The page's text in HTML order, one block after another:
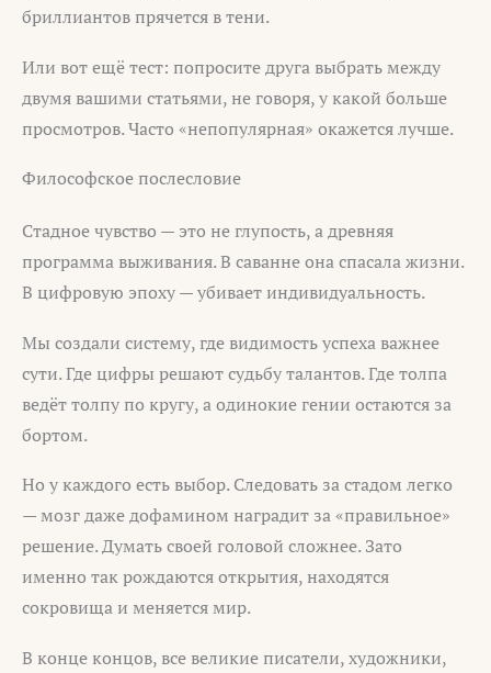
бриллиантов прячется в тени.
Или вот ещё тест: попросите друга выбрать между
двумя вашими статьями, не говоря, у какой больше
просмотров. Часто «непопулярная» окажется лучше.
Философское послесловие
Стадное чувство — это не глупость, а древняя
программа выживания. В саванне она спасала жизни.
В цифровую эпоху — убивает индивидуальность.
Мы создали систему, где видимость успеха важнее
сути. Где цифры решают судьбу талантов. Где толпа
ведёт толпу по кругу, а одинокие гении остаются за
бортом.
Но у каждого есть выбор. Следовать за стадом легко
— мозг даже дофамином наградит за «правильное»
решение. Думать своей головой сложнее. Зато
именно так рождаются открытия, находятся
сокровища и меняется мир.
В конце концов, все великие писатели, художники,